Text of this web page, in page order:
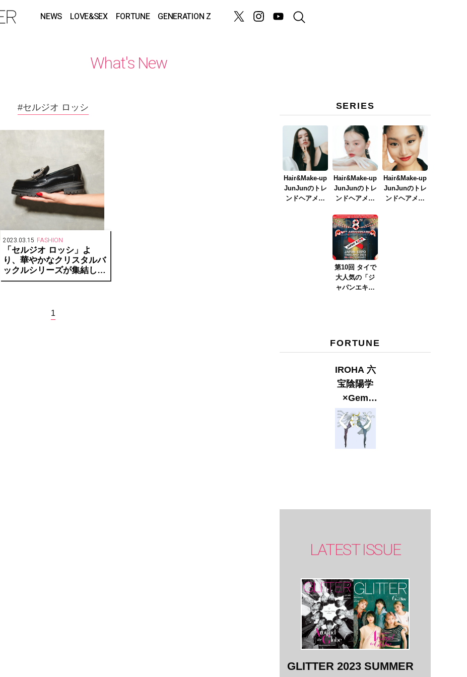
NEWS LOVE&SEX FORTUNE GENERATION Z
What's New
#セルジオ ロッシ
2023.03.15 FASHION
「セルジオ ロッシ」よ
り、華やかなクリスタルバ
ックルシリーズが集結した
ポップアップストアを開催
1
SERIES
Hair&Make-up
JunJunのトレ
ンドヘアメイ
Hair&Make-up
JunJunのトレ
ンドヘアメイ
イク
ver.2023』
Hair&Make-up
JunJunのトレ
ンドヘアメイ
第10回 タイで
大人気の「ジ
ャパンエキス
FORTUNE
IROHA 六
宝陰陽学
×Gem
Muse
【GLITTER
2023
LATEST ISSUE
GLITTER 2023 SUMMER